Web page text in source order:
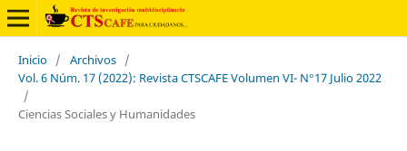
Inicio / Archivos /
Vol. 6 Núm. 17 (2022): Revista CTSCAFE Volumen VI- N°17 Julio 2022
/
Ciencias Sociales y Humanidades